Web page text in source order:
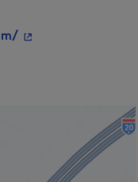
- Cet hyperlien